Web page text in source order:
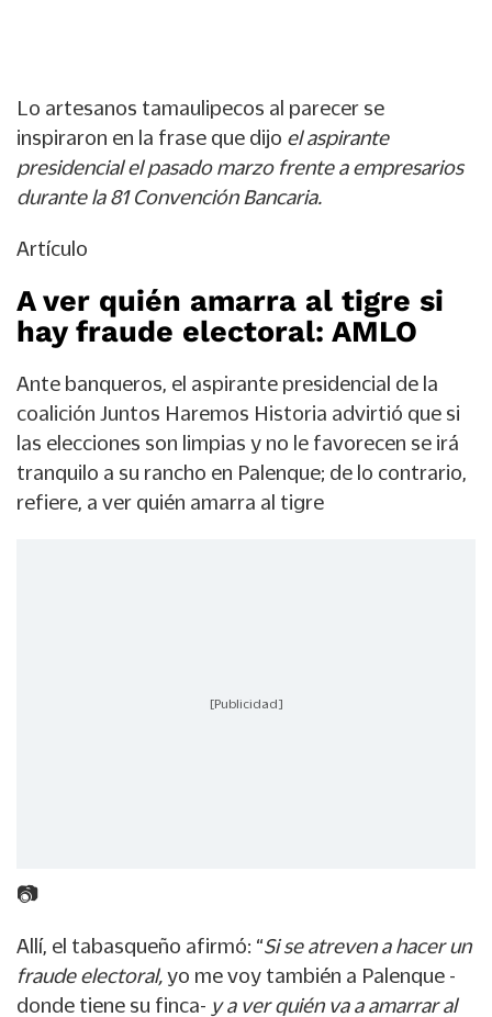
Lo artesanos tamaulipecos al parecer se
inspiraron en la frase que dijo el aspirante
presidencial el pasado marzo frente a empresarios
durante la 81 Convención Bancaria.
Artículo
A ver quién amarra al tigre si
hay fraude electoral: AMLO
Ante banqueros, el aspirante presidencial de la
coalición Juntos Haremos Historia advirtió que si
las elecciones son limpias y no le favorecen se irá
tranquilo a su rancho en Palenque; de lo contrario,
refiere, a ver quién amarra al tigre
[Publicidad]
📷
Allí, el tabasqueño afirmó: “Si se atreven a hacer un
fraude electoral, yo me voy también a Palenque -
donde tiene su finca- y a ver quién va a amarrar al